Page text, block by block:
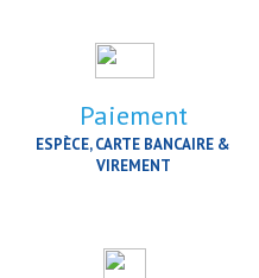
Paiement
ESPÈCE, CARTE BANCAIRE &
VIREMENT